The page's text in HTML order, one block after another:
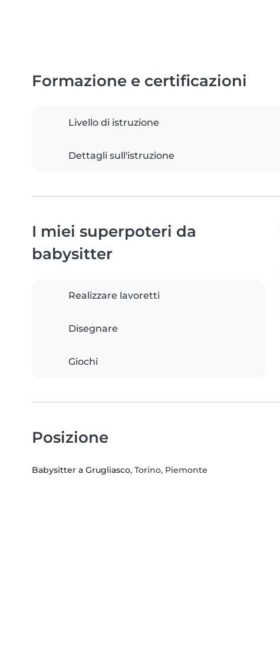
Formazione e certificazioni
Livello di istruzione
Dettagli sull'istruzione
I miei superpoteri da
babysitter
Realizzare lavoretti
Disegnare
Giochi
Posizione
Babysitter a Grugliasco, Torino, Piemonte